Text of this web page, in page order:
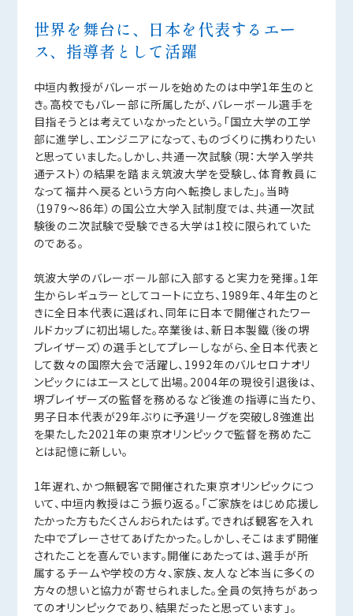
世界を舞台に、日本を代表するエー
ス、指導者として活躍
中垣内教授がバレーボールを始めたのは中学1年生のと
き。高校でもバレー部に所属したが、バレーボール選手を
目指そうとは考えていなかったという。「国立大学の工学
部に進学し、エンジニアになって、ものづくりに携わりたい
と思っていました。しかし、共通一次試験（現：大学入学共
通テスト）の結果を踏まえ筑波大学を受験し、体育教員に
なって福井へ戻るという方向へ転換しました」。当時
（1979～86年）の国公立大学入試制度では、共通一次試
験後のニ次試験で受験できる大学は1校に限られていた
のである。
筑波大学のバレーボール部に入部すると実力を発揮。1年
生からレギュラーとしてコートに立ち、1989年、4年生のと
きに全日本代表に選ばれ、同年に日本で開催されたワー
ルドカップに初出場した。卒業後は、新日本製鐵（後の堺
ブレイザーズ）の選手としてプレーしながら、全日本代表と
して数々の国際大会で活躍し、1992年のバルセロナオリ
ンピックにはエースとして出場。2004年の現役引退後は、
堺ブレイザーズの監督を務めるなど後進の指導に当たり、
男子日本代表が29年ぶりに予選リーグを突破し8強進出
を果たした2021年の東京オリンピックで監督を務めたこ
とは記憶に新しい。
1年遅れ、かつ無観客で開催された東京オリンピックにつ
いて、中垣内教授はこう振り返る。「ご家族をはじめ応援し
たかった方もたくさんおられたはず。できれば観客を入れ
た中でプレーさせてあげたかった。しかし、そこはまず開催
されたことを喜んでいます。開催にあたっては、選手が所
属するチームや学校の方々、家族、友人など本当に多くの
方々の想いと協力が寄せられました。全員の気持ちがあっ
てのオリンピックであり、結果だったと思っています」。